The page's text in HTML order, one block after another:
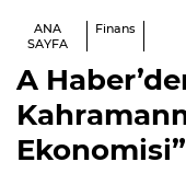
ANA
SAYFA
Finans
A